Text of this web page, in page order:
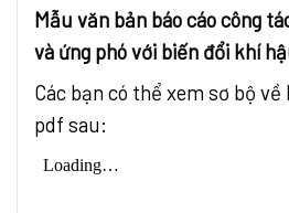
Mẫu văn bản báo cáo công
và ứng phó với biến đổi khí
Các bạn có thể xem sơ bộ
pdf sau: